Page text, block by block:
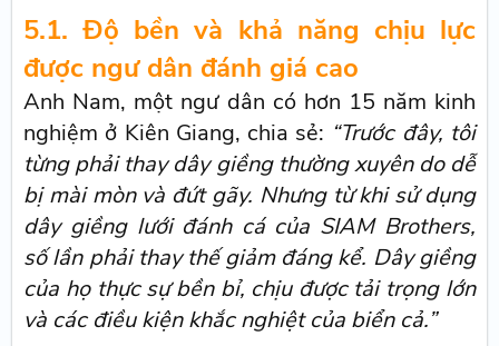
5.1. Độ bền và khả năng chịu lực
được ngư dân đánh giá cao
Anh Nam, một ngư dân có hơn 15 năm kinh
nghiệm ở Kiên Giang, chia sẻ: “Trước đây, tôi
từng phải thay dây giềng thường xuyên do dễ
bị mài mòn và đứt gãy. Nhưng từ khi sử dụng
dây giềng lưới đánh cá của SIAM Brothers,
số lần phải thay thế giảm đáng kể. Dây giềng
của họ thực sự bền bỉ, chịu được tải trọng lớn
và các điều kiện khắc nghiệt của biển cả.”